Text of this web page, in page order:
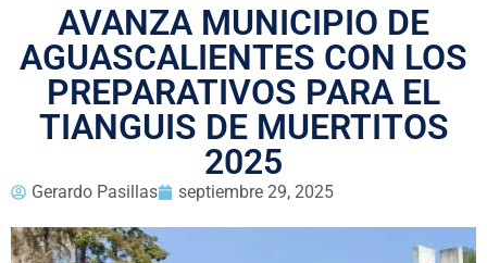
AVANZA MUNICIPIO DE
AGUASCALIENTES CON LOS
PREPARATIVOS PARA EL
TIANGUIS DE MUERTITOS
2025
Gerardo Pasillas septiembre 29, 2025